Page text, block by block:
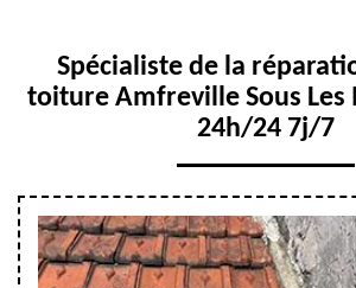
Spécialiste de la
toiture Amfreville Sous Les
24h/24 7j/7